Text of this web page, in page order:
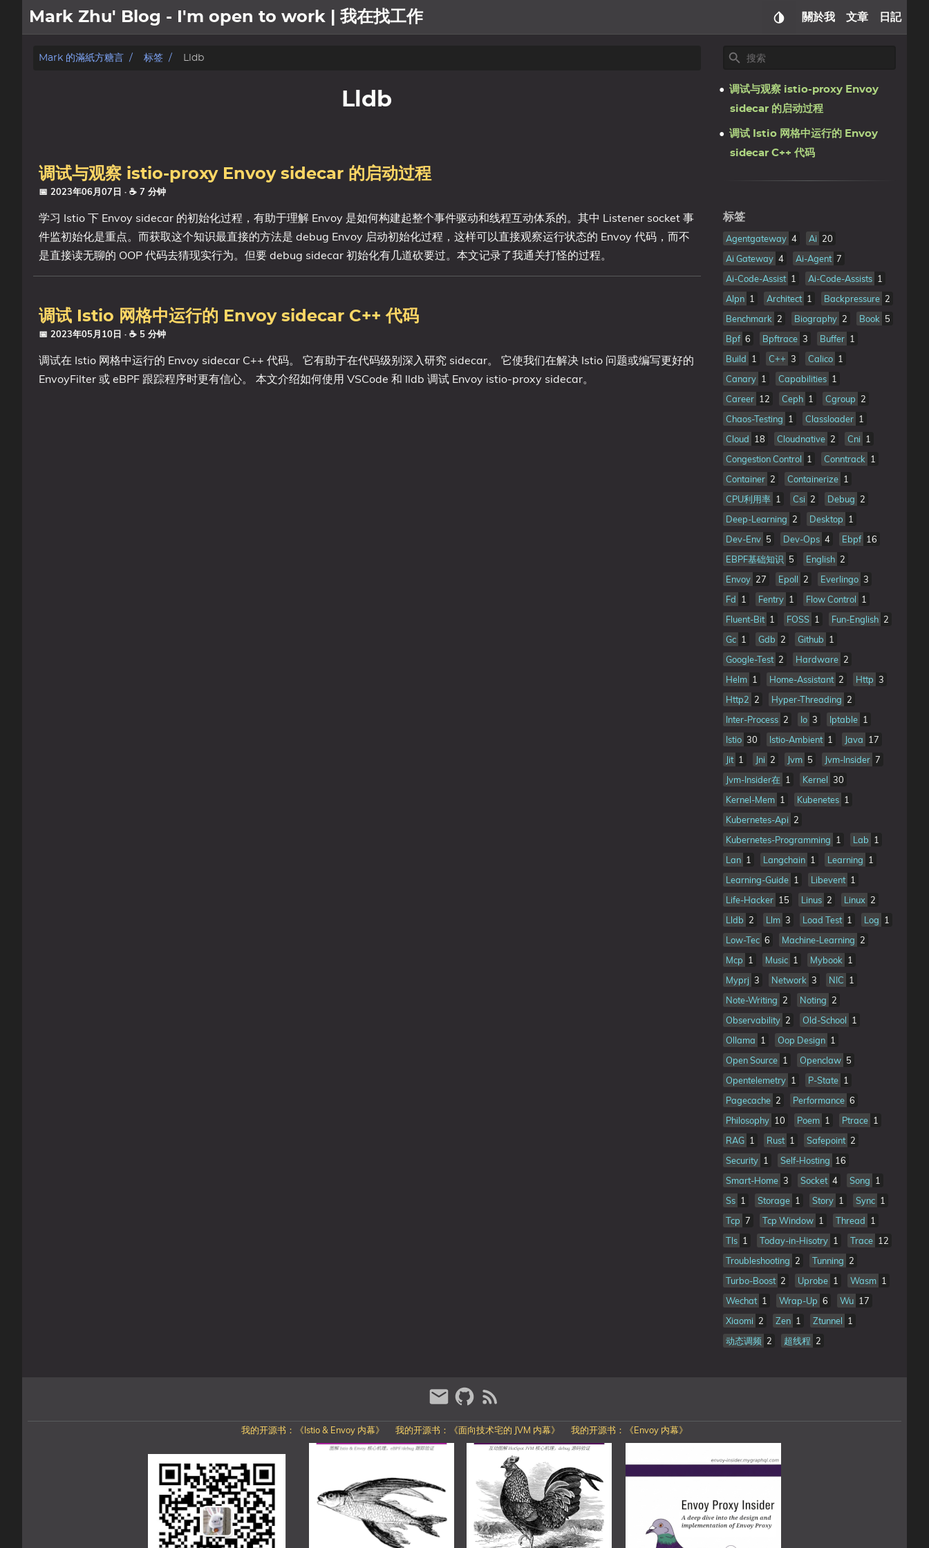
Mark Zhu' Blog - I'm open to work | 我在找工作
關於我
分类
系列
關於我 文章 日記
Mark 的滿紙方糖言 标签 Lldb
Lldb
调试与观察 istio-proxy Envoy sidecar 的启动过程
📅 2023年06月07日 · ☕ 7 分钟
学习 Istio 下 Envoy sidecar 的初始化过程，有助于理解 Envoy 是如何构建起整个事件驱动和线程互动体系的。其中 Listener socket 事
件监初始化是重点。而获取这个知识最直接的方法是 debug Envoy 启动初始化过程，这样可以直接观察运行状态的 Envoy 代码，而不
是直接读无聊的 OOP 代码去猜现实行为。但要 debug sidecar 初始化有几道砍要过。本文记录了我通关打怪的过程。
调试 Istio 网格中运行的 Envoy sidecar C++ 代码
📅 2023年05月10日 · ☕ 5 分钟
调试在 Istio 网格中运行的 Envoy sidecar C++ 代码。 它有助于在代码级别深入研究 sidecar。 它使我们在解决 Istio 问题或编写更好的
EnvoyFilter 或 eBPF 跟踪程序时更有信心。 本文介绍如何使用 VSCode 和 lldb 调试 Envoy istio-proxy sidecar。
调试与观察 istio-proxy Envoy
sidecar 的启动过程
调试 Istio 网格中运行的 Envoy
sidecar C++ 代码
标签
Agentgateway 4 Ai 20
Ai Gateway 4 Ai-Agent 7
Ai-Code-Assist 1 Ai-Code-Assists 1
Alpn 1 Architect 1 Backpressure 2
Benchmark 2 Biography 2 Book 5
Bpf 6 Bpftrace 3 Buffer 1
Build 1 C++ 3 Calico 1
Canary 1 Capabilities 1
Career 12 Ceph 1 Cgroup 2
Chaos-Testing 1 Classloader 1
Cloud 18 Cloudnative 2 Cni 1
Congestion Control 1 Conntrack 1
Container 2 Containerize 1
CPU利用率 1 Csi 2 Debug 2
Deep-Learning 2 Desktop 1
Dev-Env 5 Dev-Ops 4 Ebpf 16
EBPF基础知识 5 English 2
Envoy 27 Epoll 2 Everlingo 3
Fd 1 Fentry 1 Flow Control 1
Fluent-Bit 1 FOSS 1 Fun-English 2
Gc 1 Gdb 2 Github 1
Google-Test 2 Hardware 2
Helm 1 Home-Assistant 2 Http 3
Http2 2 Hyper-Threading 2
Inter-Process 2 Io 3 Iptable 1
Istio 30 Istio-Ambient 1 Java 17
Jit 1 Jni 2 Jvm 5 Jvm-Insider 7
Jvm-Insider在 1 Kernel 30
Kernel-Mem 1 Kubenetes 1
Kubernetes-Api 2
Kubernetes-Programming 1 Lab 1
Lan 1 Langchain 1 Learning 1
Learning-Guide 1 Libevent 1
Life-Hacker 15 Linus 2 Linux 2
Lldb 2 Llm 3 Load Test 1 Log 1
Low-Tec 6 Machine-Learning 2
Mcp 1 Music 1 Mybook 1
Myprj 3 Network 3 NIC 1
Note-Writing 2 Noting 2
Observability 2 Old-School 1
Ollama 1 Oop Design 1
Open Source 1 Openclaw 5
Opentelemetry 1 P-State 1
Pagecache 2 Performance 6
Philosophy 10 Poem 1 Ptrace 1
RAG 1 Rust 1 Safepoint 2
Security 1 Self-Hosting 16
Smart-Home 3 Socket 4 Song 1
Ss 1 Storage 1 Story 1 Sync 1
Tcp 7 Tcp Window 1 Thread 1
Tls 1 Today-in-Hisotry 1 Trace 12
Troubleshooting 2 Tunning 2
Turbo-Boost 2 Uprobe 1 Wasm 1
Wechat 1 Wrap-Up 6 Wu 17
Xiaomi 2 Zen 1 Ztunnel 1
动态调频 2 超线程 2
我的开源书：《Istio & Envoy 内幕》 我的开源书：《面向技术宅的 JVM 内幕》 我的开源书：《Envoy 内幕》